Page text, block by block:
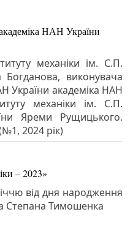
НАН України
механіки ім. С.П.
виконувача
України академіка НАН
механіки ім. С.П.
Яреми Рущицького.
2024 рік)
– 2023»
від дня народження
Степана Тимошенка